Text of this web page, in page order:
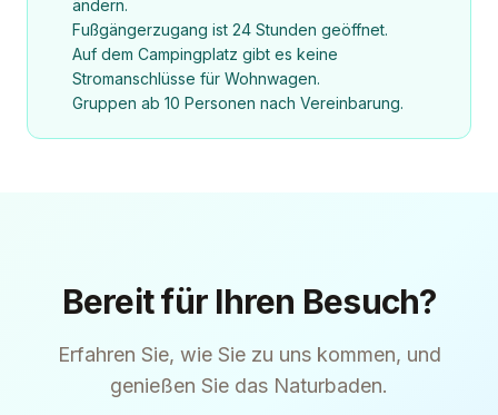
ändern.
Fußgängerzugang ist 24 Stunden geöffnet.
Auf dem Campingplatz gibt es keine
Stromanschlüsse für Wohnwagen.
Gruppen ab 10 Personen nach Vereinbarung.
Bereit für Ihren Besuch?
Erfahren Sie, wie Sie zu uns kommen, und
genießen Sie das Naturbaden.